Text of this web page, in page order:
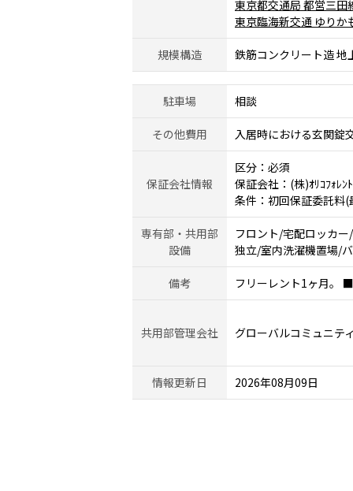
東京都交通局 都営三田
東京臨海新交通 ゆりか
規模構造 鉄筋コンクリート造 地
駐車場 相談
その他費用 入居時における玄関錠
保証会社情報
区分：必須
保証会社：(株)ｵﾘｺﾌｫﾚﾝ
条件：初回保証委託料
専有部・共用部
設備
フロント/宅配ロッカ
独立/室内洗濯機置場/
備考 フリーレント1ヶ月。
共用部管理会社 グローバルコミュニ
情報更新日 2026年08月09日